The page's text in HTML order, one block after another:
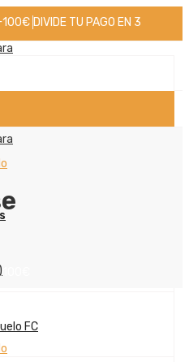
DIVIDE TU PAGO EN 3
FC